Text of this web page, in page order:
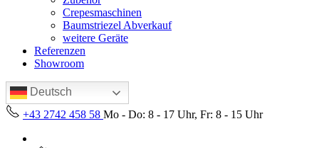
Crepesmaschinen
Baumstriezel Abverkauf
weitere Geräte
Referenzen
Showroom
Deutsch
+43 2742 458 58 Mo - Do: 8 - 17 Uhr, Fr: 8 - 15 Uhr